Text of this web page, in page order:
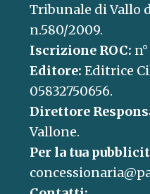
Tribunale di Vallo
n.580/2009.
Iscrizione ROC:
Editore: Editrice
05832750656.
Direttore
Vallone.
Per la tua